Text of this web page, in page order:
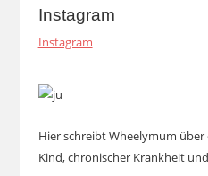
Instagram
Instagram
Hier schreibt Wheelymum
Kind, chronischer Krankheit